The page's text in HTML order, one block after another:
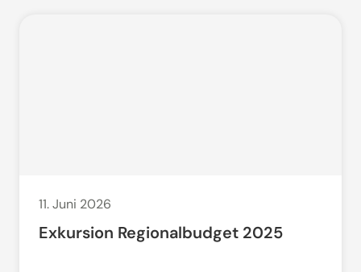
11. Juni 2026
Exkursion Regionalbudget 2025